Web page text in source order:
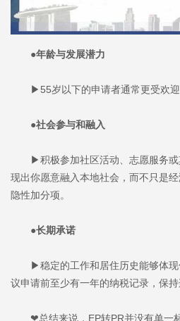
●年龄与发展潜力
▶55岁以下的申请者通常更受欢迎
●社会参与和融入
▶积极参加社区活动、志愿服务或
现出你愿意融入本地社会，而不只是
隐性加分项。
●长期承诺
▶稳定的工作和居住历史能够体现
议申请前至少有一年的纳税记录，保持
❤总结来说，EP转PR并没有单一